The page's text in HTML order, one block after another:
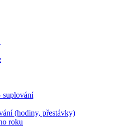
suplování
(hodiny, přestávky)
roku